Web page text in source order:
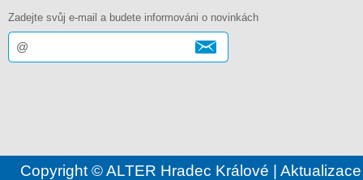
Zadejte svůj e-mail a budete informováni o novinkách
Copyright © ALTER Hradec Králové |